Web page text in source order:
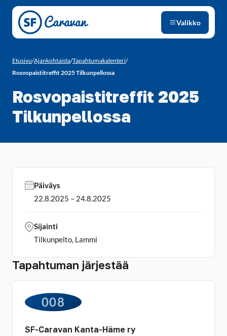
Siirry sivun sisältöön
Valikko
Etusivu/Ajankohtaista/Tapahtumakalenteri/
Rosvopaistitreffit 2025 Tilkunpellossa
Rosvopaistitreffit 2025
Tilkunpellossa
Tapahtuman järjestää
008
SF-Caravan Kanta-Häme ry
Päiväys
22.8.2025 – 24.8.2025
Sijainti
Tilkunpelto, Lammi